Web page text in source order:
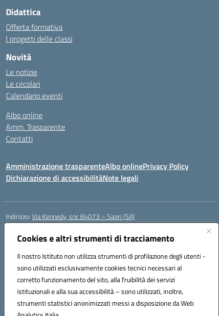
Cookies e altri strumenti di tracciamento
Il nostro Istituto non utilizza strumenti di profilazione degli utenti -
sono utilizzati esclusivamente cookies tecnici necessari al
corretto funzionamento del sito, alla fruibilità dei servizi
istituzionali e alla sua accessibilità – sono utilizzati, inoltre,
strumenti statistici anonimizzati messi a disposizione da Web
Didattica
Offerta formativa
I progetti delle classi
Novità
Le notizie
Le circolari
Calendario eventi
Albo online
Amm. Trasparente
Contatti
Amministrazione trasparenteAlbo onlinePrivacy Policy
Dichiarazione di accessibilitàNote legali
Indirizzo:Via Kennedy, snc 84073 – Sapri (SA)
Centralino:
Posta elettronica certificata (PEC):saic878008@pec.istruzione.it
Codice fiscale: 84002700650
Codice meccanografico:SAIC878008
Codice Indice delle Pubbliche Amministrazioni (IPA): istsc_saic878008
Codice unico di fatturazione (CUF): UFYPHY